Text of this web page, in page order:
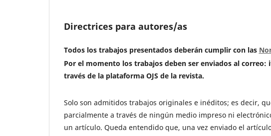
Directrices para autores/as
Todos los trabajos presentados deberán cumplir con las
Por el momento los trabajos deben ser enviados al
través de la plataforma OJS de la revista.
Solo son admitidos trabajos originales e inéditos; es decir,
parcialmente a través de ningún medio impreso ni
un artículo. Queda entendido que, una vez enviado el